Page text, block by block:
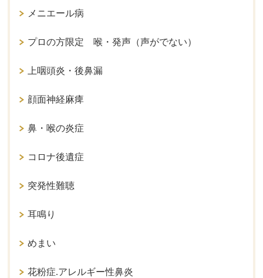
メニエール病
プロの方限定 喉・発声（声がでない）
上咽頭炎・後鼻漏
顔面神経麻痺
鼻・喉の炎症
コロナ後遺症
突発性難聴
耳鳴り
めまい
花粉症.アレルギー性鼻炎